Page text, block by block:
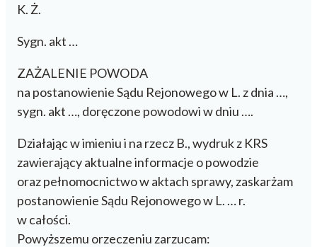
K. Ż.
Sygn. akt …
ZAŻALENIE POWODA
na postanowienie Sądu Rejonowego w L. z dnia …,
sygn. akt …, doręczone powodowi w dniu ….
Działając w imieniu i na rzecz B., wydruk z KRS
zawierający aktualne informacje o powodzie
oraz pełnomocnictwo w aktach sprawy, zaskarżam
postanowienie Sądu Rejonowego w L. … r.
w całości.
Powyższemu orzeczeniu zarzucam: